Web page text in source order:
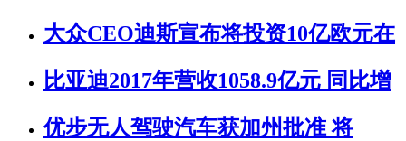
大众CEO迪斯宣布将投资10亿欧元在
比亚迪2017年营收1058.9亿元 同比增
优步无人驾驶汽车获加州批准 将